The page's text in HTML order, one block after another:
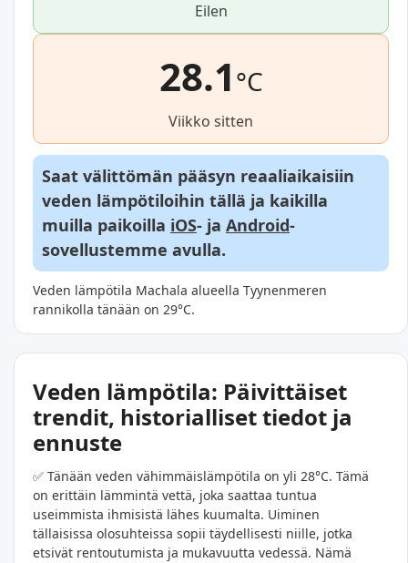
Eilen
28.1°C
Viikko sitten
Saat välittömän pääsyn reaaliaikaisiin
veden lämpötiloihin tällä ja kaikilla
muilla paikoilla iOS- ja Android-
sovellustemme avulla.
Veden lämpötila Machala alueella Tyynenmeren
rannikolla tänään on 29°C.
Veden lämpötila: Päivittäiset
trendit, historialliset tiedot ja
ennuste
✅ Tänään veden vähimmäislämpötila on yli 28°C. Tämä
on erittäin lämmintä vettä, joka saattaa tuntua
useimmista ihmisistä lähes kuumalta. Uiminen
tällaisissa olosuhteissa sopii täydellisesti niille, jotka
etsivät rentoutumista ja mukavuutta vedessä. Nämä